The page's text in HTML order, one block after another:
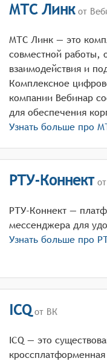
МТС Линкот
МТС Линк — это
совместной работы,
взаимодействия и
Комплексное
компании Вебинар
Узнать больше про
РТУ-Коннект
РТУ-Коннект —
мессенджера для
Узнать больше про
ICQот ВК
ICQ — это